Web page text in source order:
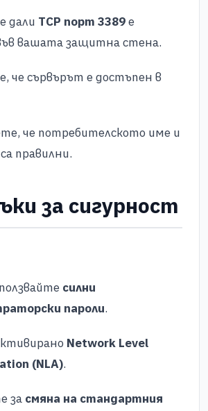
дали TCP порт 3389е
вашата защитна стена.
че сървърът е достъпен в
че потребителското име и
правилни.
за сигурност
силни
пароли.
Network Level
(NLA).
за смяна на стандартния